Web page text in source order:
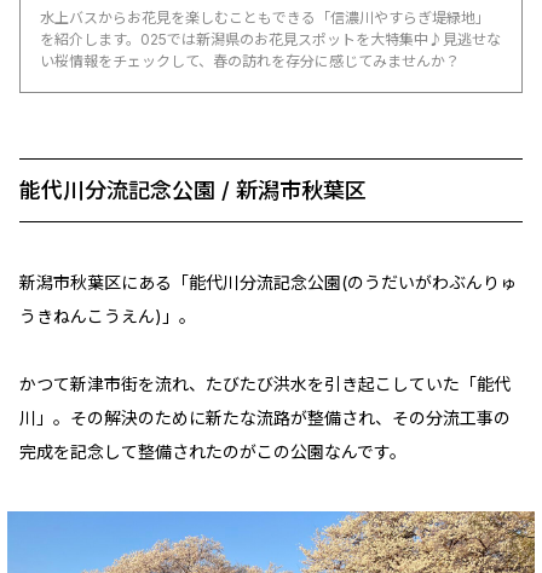
水上バスからお花見を楽しむこともできる「信濃川やすらぎ堤緑地」
を紹介します。025では新潟県のお花見スポットを大特集中♪見逃せな
い桜情報をチェックして、春の訪れを存分に感じてみませんか？
能代川分流記念公園 / 新潟市秋葉区
新潟市秋葉区にある「能代川分流記念公園(のうだいがわぶんりゅ
うきねんこうえん)」。
かつて新津市街を流れ、たびたび洪水を引き起こしていた「能代
川」。その解決のために新たな流路が整備され、その分流工事の
完成を記念して整備されたのがこの公園なんです。